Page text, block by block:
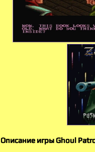
Описание игры Ghoul